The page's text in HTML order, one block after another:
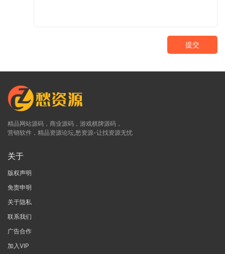
提交
精品网站源码，商业源码，游戏棋牌源码，
营销软件，精品资源论坛,愁资源-让找资源无忧
关于
版权声明
免责申明
关于隐私
联系我们
广告合作
加入VIP